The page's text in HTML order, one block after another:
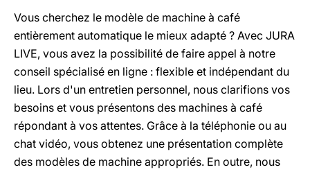
Vous cherchez le modèle de machine à café
entièrement automatique le mieux adapté ? Avec JURA
LIVE, vous avez la possibilité de faire appel à notre
conseil spécialisé en ligne : flexible et indépendant du
lieu. Lors d'un entretien personnel, nous clarifions vos
besoins et vous présentons des machines à café
répondant à vos attentes. Grâce à la téléphonie ou au
chat vidéo, vous obtenez une présentation complète
des modèles de machine appropriés. En outre, nous